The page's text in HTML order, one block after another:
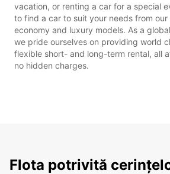
vacation, or renting a car for a special
to find a car to suit your needs from
economy and luxury models. As a
we pride ourselves on providing world
flexible short- and long-term rental, all
no hidden charges.
Flota potrivită